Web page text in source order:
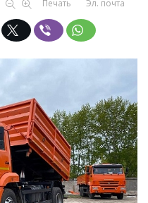
Печать Эл. почта